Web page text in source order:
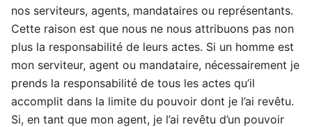
nos serviteurs, agents, mandataires ou représentants.
Cette raison est que nous ne nous attribuons pas non
plus la responsabilité de leurs actes. Si un homme est
mon serviteur, agent ou mandataire, nécessairement je
prends la responsabilité de tous les actes qu’il
accomplit dans la limite du pouvoir dont je l’ai revêtu.
Si, en tant que mon agent, je l’ai revêtu d’un pouvoir